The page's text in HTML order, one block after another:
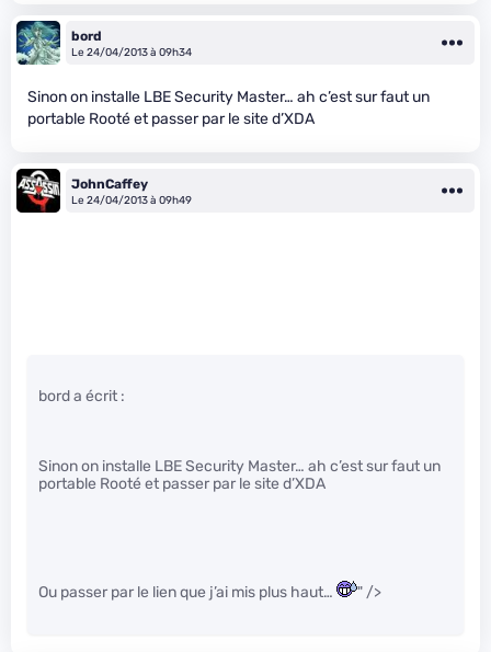
bord
Le 24/04/2013 à 09h34
Sinon on installe LBE Security Master… ah c’est sur faut un
portable Rooté et passer par le site d’XDA
JohnCaffey
Le 24/04/2013 à 09h49
bord a écrit :
Sinon on installe LBE Security Master… ah c’est sur faut un
portable Rooté et passer par le site d’XDA
Ou passer par le lien que j’ai mis plus haut… " />